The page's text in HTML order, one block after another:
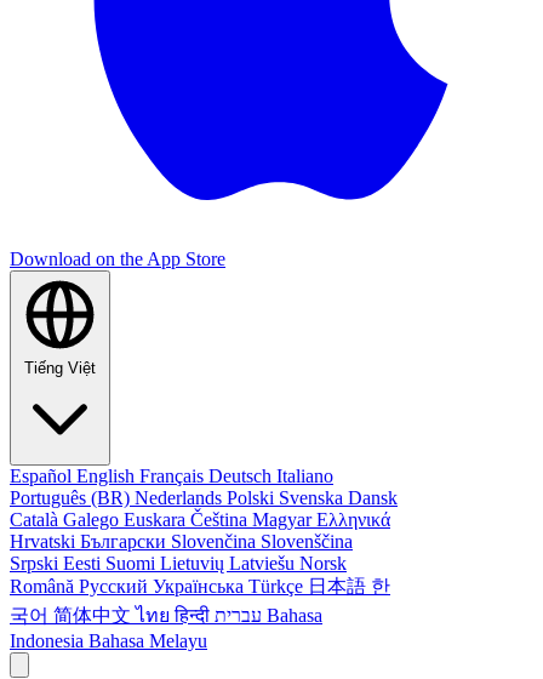
Download on the App Store
Tiếng Việt
Español English Français Deutsch Italiano
Português (BR) Nederlands Polski Svenska Dansk
Català Galego Euskara Čeština MagyarΕλληνικά
Hrvatski Български Slovenčina Slovenščina
Srpski Eesti Suomi Lietuvių Latviešu Norsk
Română Русский Українська Türkçe 日本語 한
국어 简体中文ไทยहिन्दी
Bahasa
Indonesia Bahasa Melayu